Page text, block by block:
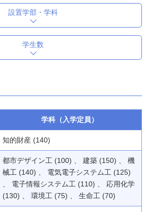
設置学部・学科
学生数
学科（入学定員）
知的財産 (140)
都市デザイン工 (100) 、 建築 (150) 、 機
械工 (140) 、 電気電子システム工 (125)
、 電子情報システム工 (110) 、 応用化学
(130) 、 環境工 (75) 、 生命工 (70)